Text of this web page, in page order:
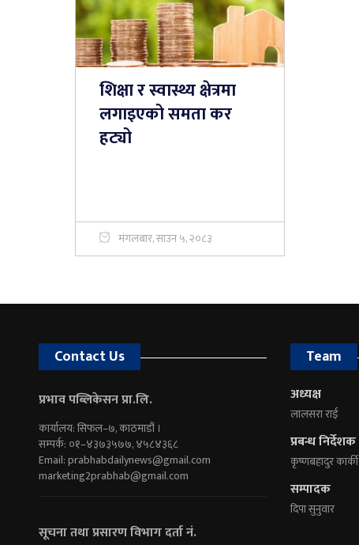
शिक्षा र स्वास्थ्य क्षेत्रमा
लगाइएको समता कर
हट्यो
मंगलबार, साउन ५, २०८३
Contact Us
प्रभाव पब्लिकेसन प्रा.लि.
कार्यालय: सिफल–७, काठमाडौं ।
सम्पर्क: ०१–४३७३५७७, ४५८४३६८
Email:prabhabdailynews@gmail.com
marketing2prabhab@gmail.com
सूचना तथा प्रसारण विभाग दर्ता नं.
Team
अध्यक्ष
लालसरा राई
प्रबन्ध निर्देशक
कृष्णबहादुर कार्की
सम्पादक
दिपा सुनुवार